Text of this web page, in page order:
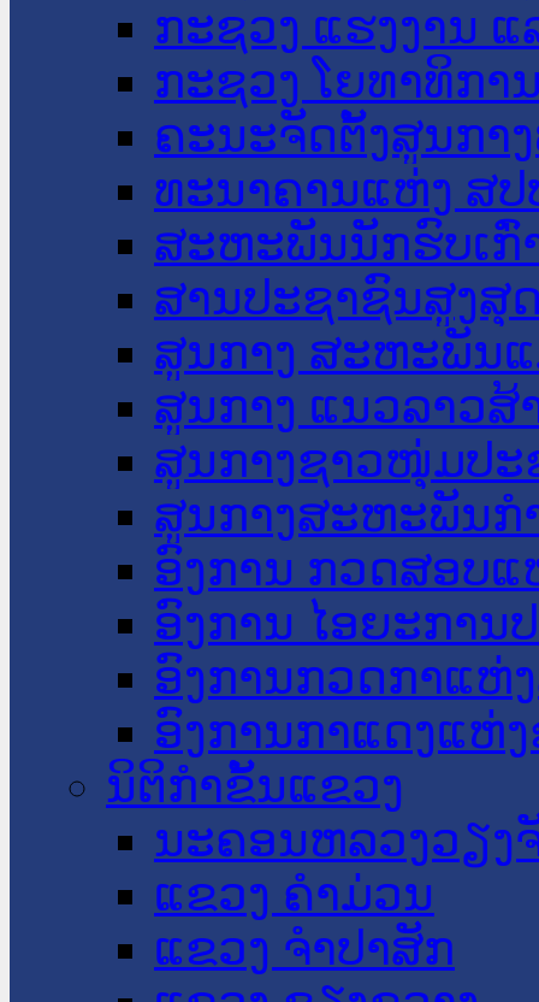
ກະຊວງ ແຮງງານ
ກະຊວງ ໂຍທາທິກາ
ຄະນະຈັດຕັ້ງສູນກາ
ທະນາຄານແຫ່ງ ສປ
ສະຫະພັນນັກຮົບເກົ່
ສານປະຊາຊົນສູງສຸ
ສູນກາງ ສະຫະພັນ
ສູນກາງ ແນວລາວສ້
ສູນກາງຊາວໜຸ່ມປະ
ສູນກາງສະຫະພັນກ
ອົງການ ກວດສອບແ
ອົງການ ໄອຍະການ
ອົງການກວດກາແຫ່
ອົງການກາແດງແຫ່
ນິຕິກໍາຂັ້ນແຂວງ
ນະ​ຄອນ​ຫລວງວຽງ
ແຂວງ ຄໍາມ່ວນ
ແຂວງ ຈໍາປາສັກ